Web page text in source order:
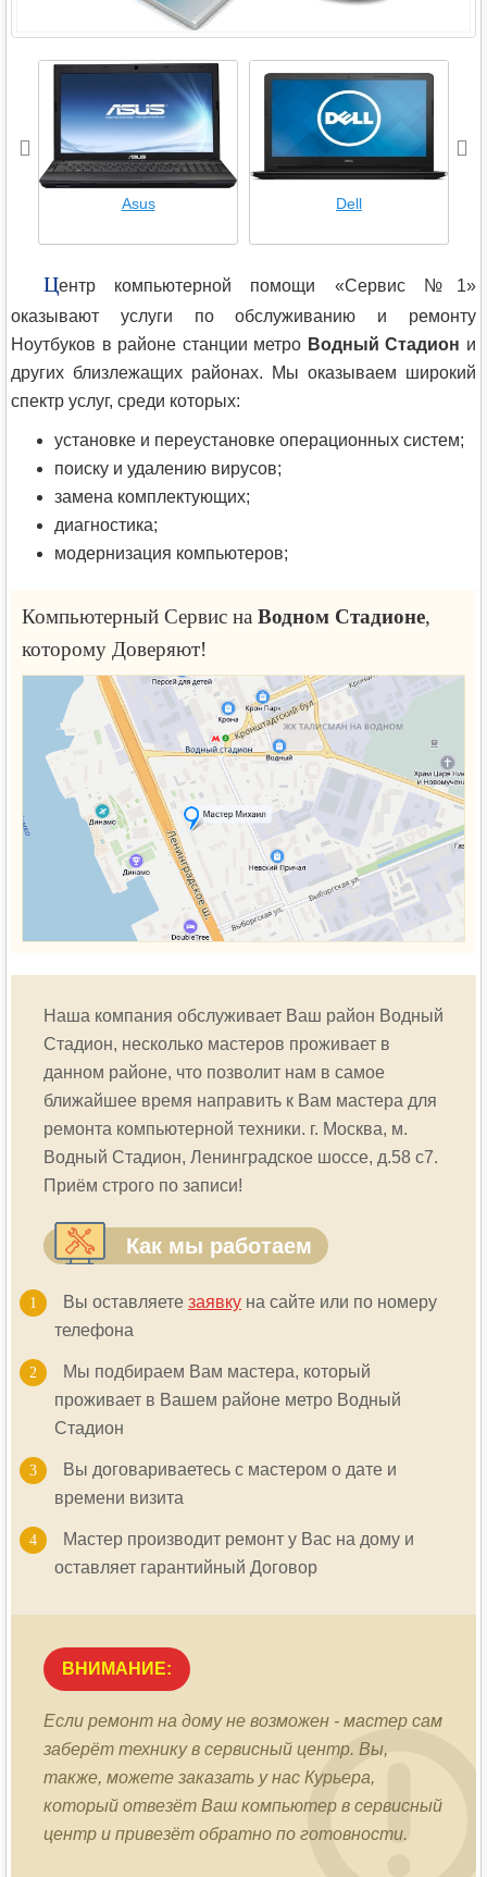
Asus Dell
Центр компьютерной помощи «Сервис №1»
оказывают услуги по обслуживанию и ремонту
Ноутбуков в районе станции метро Водный Стадион и
других близлежащих районах. Мы оказываем широкий
спектр услуг, среди которых:
установке и переустановке операционных систем;
поиску и удалению вирусов;
замена комплектующих;
диагностика;
модернизация компьютеров;
Компьютерный Сервис на Водном Стадионе,
которому Доверяют!
Наша компания обслуживает Ваш район Водный
Стадион, несколько мастеров проживает в
данном районе, что позволит нам в самое
ближайшее время направить к Вам мастера для
ремонта компьютерной техники. г. Москва, м.
Водный Стадион, Ленинградское шоссе, д.58 с7.
Приём строго по записи!
Как мы работаем
Вы оставляете заявку на сайте или по номеру
телефона
Мы подбираем Вам мастера, который
проживает в Вашем районе метро Водный
Стадион
Вы договариваетесь с мастером о дате и
времени визита
Мастер производит ремонт у Вас на дому и
оставляет гарантийный Договор
ВНИМАНИЕ:
Если ремонт на дому не возможен - мастер сам
заберёт технику в сервисный центр. Вы,
также, можете заказать у нас Курьера,
который отвезёт Ваш компьютер в сервисный
центр и привезёт обратно по готовности.